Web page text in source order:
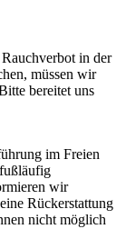
in der
müssen wir
bereitet uns
im Freien
wir
Rückerstattung
nicht möglich